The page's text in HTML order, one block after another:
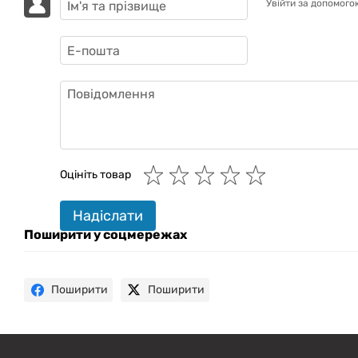
Увійти за
Оцініть товар
Надіслати
Поширити у соцмережах
Поширити Поширити
GAZIKAI
Привіт! 👋 Я Gazik AI — допоможу
підібрати вживану комп'ютерну
техніку. Що шукаєш?